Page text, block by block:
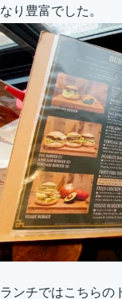
なり豊富でした。
ランチではこちらの